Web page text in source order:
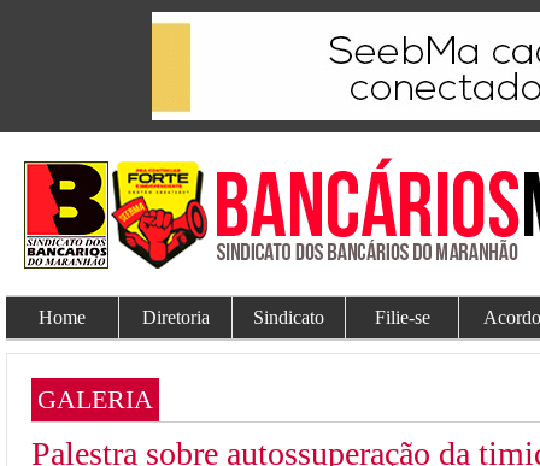
Home Diretoria Sindicato Filie-se
GALERIA
Palestra sobre autossuperação da